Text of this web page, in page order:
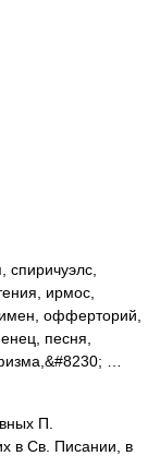
спиричуэлс,
ирмос,
офферторий,
песня,
…
П.
в Св. Писании, в